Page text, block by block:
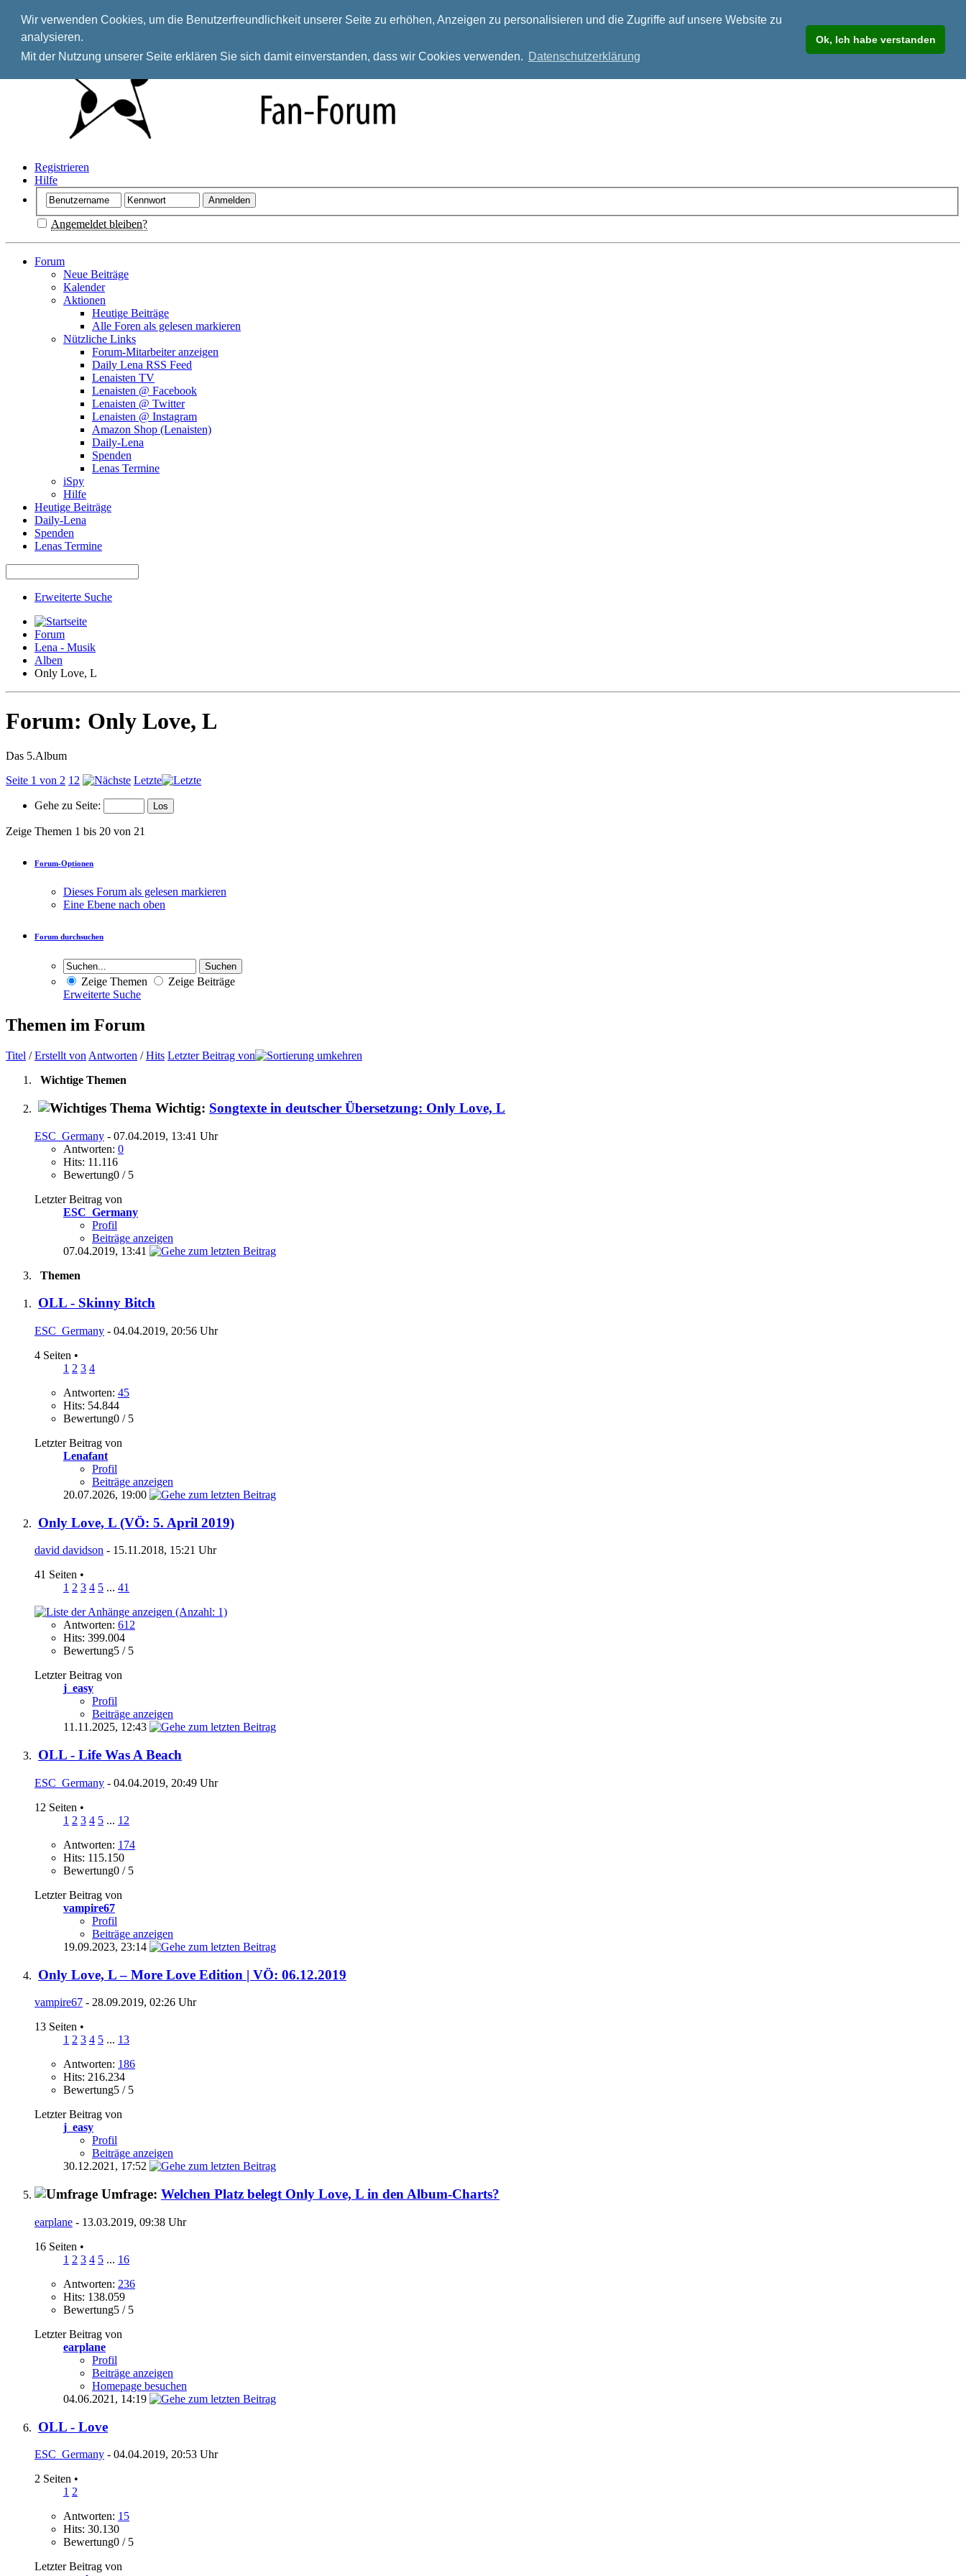
Wir verwenden Cookies, um die Benutzerfreundlichkeit unserer Seite zu erhöhen, Anzeigen zu personalisieren und die Zugriffe auf unsere Website zu
analysieren.
Mit der Nutzung unserer Seite erklären Sie sich damit einverstanden, dass wir Cookies verwenden. Datenschutzerklärung
Ok, Ich habe verstanden
Registrieren
Hilfe
Angemeldet bleiben?
Forum
Neue Beiträge
Kalender
Aktionen
Heutige Beiträge
Alle Foren als gelesen markieren
Nützliche Links
Forum-Mitarbeiter anzeigen
Daily Lena RSS Feed
Lenaisten TV
Lenaisten @ Facebook
Lenaisten @ Twitter
Lenaisten @ Instagram
Amazon Shop (Lenaisten)
Daily-Lena
Spenden
Lenas Termine
iSpy
Hilfe
Heutige Beiträge
Daily-Lena
Spenden
Lenas Termine
Erweiterte Suche
Forum
Lena - Musik
Alben
Only Love, L
Forum: Only Love, L
Das 5.Album
Seite 1 von 2 12 Letzte
Gehe zu Seite:
Zeige Themen 1 bis 20 von 21
Forum-Optionen
Dieses Forum als gelesen markieren
Eine Ebene nach oben
Forum durchsuchen
Zeige Themen
Zeige Beiträge
Erweiterte Suche
Themen im Forum
Titel /Erstellt von Antworten /Hits Letzter Beitrag von
Wichtige Themen
Wichtig: Songtexte in deutscher Übersetzung: Only Love, L
ESC_Germany - 07.04.2019, 13:41 Uhr
Antworten: 0
Hits: 11.116
Bewertung0 / 5
Letzter Beitrag von
ESC_Germany
Profil
Beiträge anzeigen
07.04.2019, 13:41
Themen
OLL - Skinny Bitch
ESC_Germany - 04.04.2019, 20:56 Uhr
4 Seiten •
1 2 3 4
Antworten: 45
Hits: 54.844
Bewertung0 / 5
Letzter Beitrag von
Lenafant
Profil
Beiträge anzeigen
20.07.2026, 19:00
Only Love, L (VÖ: 5. April 2019)
david davidson - 15.11.2018, 15:21 Uhr
41 Seiten •
1 2 3 4 5 ... 41
Antworten: 612
Hits: 399.004
Bewertung5 / 5
Letzter Beitrag von
j_easy
Profil
Beiträge anzeigen
11.11.2025, 12:43
OLL - Life Was A Beach
ESC_Germany - 04.04.2019, 20:49 Uhr
12 Seiten •
1 2 3 4 5 ... 12
Antworten: 174
Hits: 115.150
Bewertung0 / 5
Letzter Beitrag von
vampire67
Profil
Beiträge anzeigen
19.09.2023, 23:14
Only Love, L – More Love Edition | VÖ: 06.12.2019
vampire67 - 28.09.2019, 02:26 Uhr
13 Seiten •
1 2 3 4 5 ... 13
Antworten: 186
Hits: 216.234
Bewertung5 / 5
Letzter Beitrag von
j_easy
Profil
Beiträge anzeigen
30.12.2021, 17:52
Umfrage: Welchen Platz belegt Only Love, L in den Album-Charts?
earplane - 13.03.2019, 09:38 Uhr
16 Seiten •
1 2 3 4 5 ... 16
Antworten: 236
Hits: 138.059
Bewertung5 / 5
Letzter Beitrag von
earplane
Profil
Beiträge anzeigen
Homepage besuchen
04.06.2021, 14:19
OLL - Love
ESC_Germany - 04.04.2019, 20:53 Uhr
2 Seiten •
1 2
Antworten: 15
Hits: 30.130
Bewertung0 / 5
Letzter Beitrag von